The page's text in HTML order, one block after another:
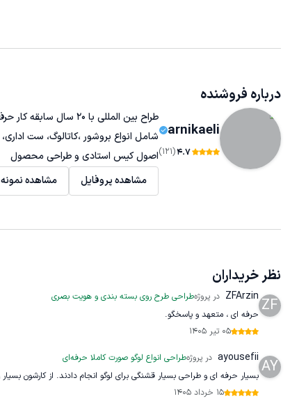
درباره فروشنده
arnikaeli
4.7
(121)
طراح بین المللی با
شامل انواع بروشور ،کاتالوگ، ست اداری،
اصول کیس استادی و طراحی محصول
مشاهده پروفایل
مشاهده نمونه
نظر خریداران
ZF
ZFArzin در پروژهطراحی طرح روی بسته بندی و هویت بصری
حرفه ای ، متعهد و پاسخگو.
05 تیر 1405
AY
ayousefii در پروژهطراحی انواع لوگو صورت کاملا حرفه‌ای
بسیار حرفه ای و طراحی بسیار قشنگی برای لوگو انجام دادند. از کارشون
15 خرداد 1405